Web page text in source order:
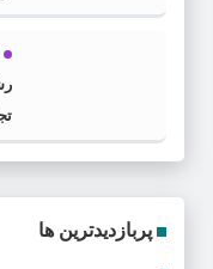
پربازدیدترین ها